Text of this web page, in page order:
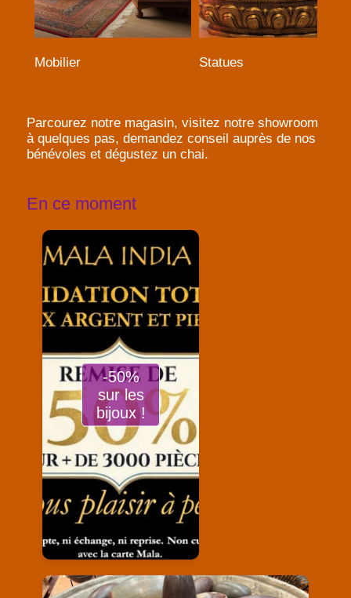
Mobilier Statues
Parcourez notre magasin, visitez notre showroom
à quelques pas, demandez conseil auprès de nos
bénévoles et dégustez un chai.
En ce moment
-50%
sur les
bijoux !